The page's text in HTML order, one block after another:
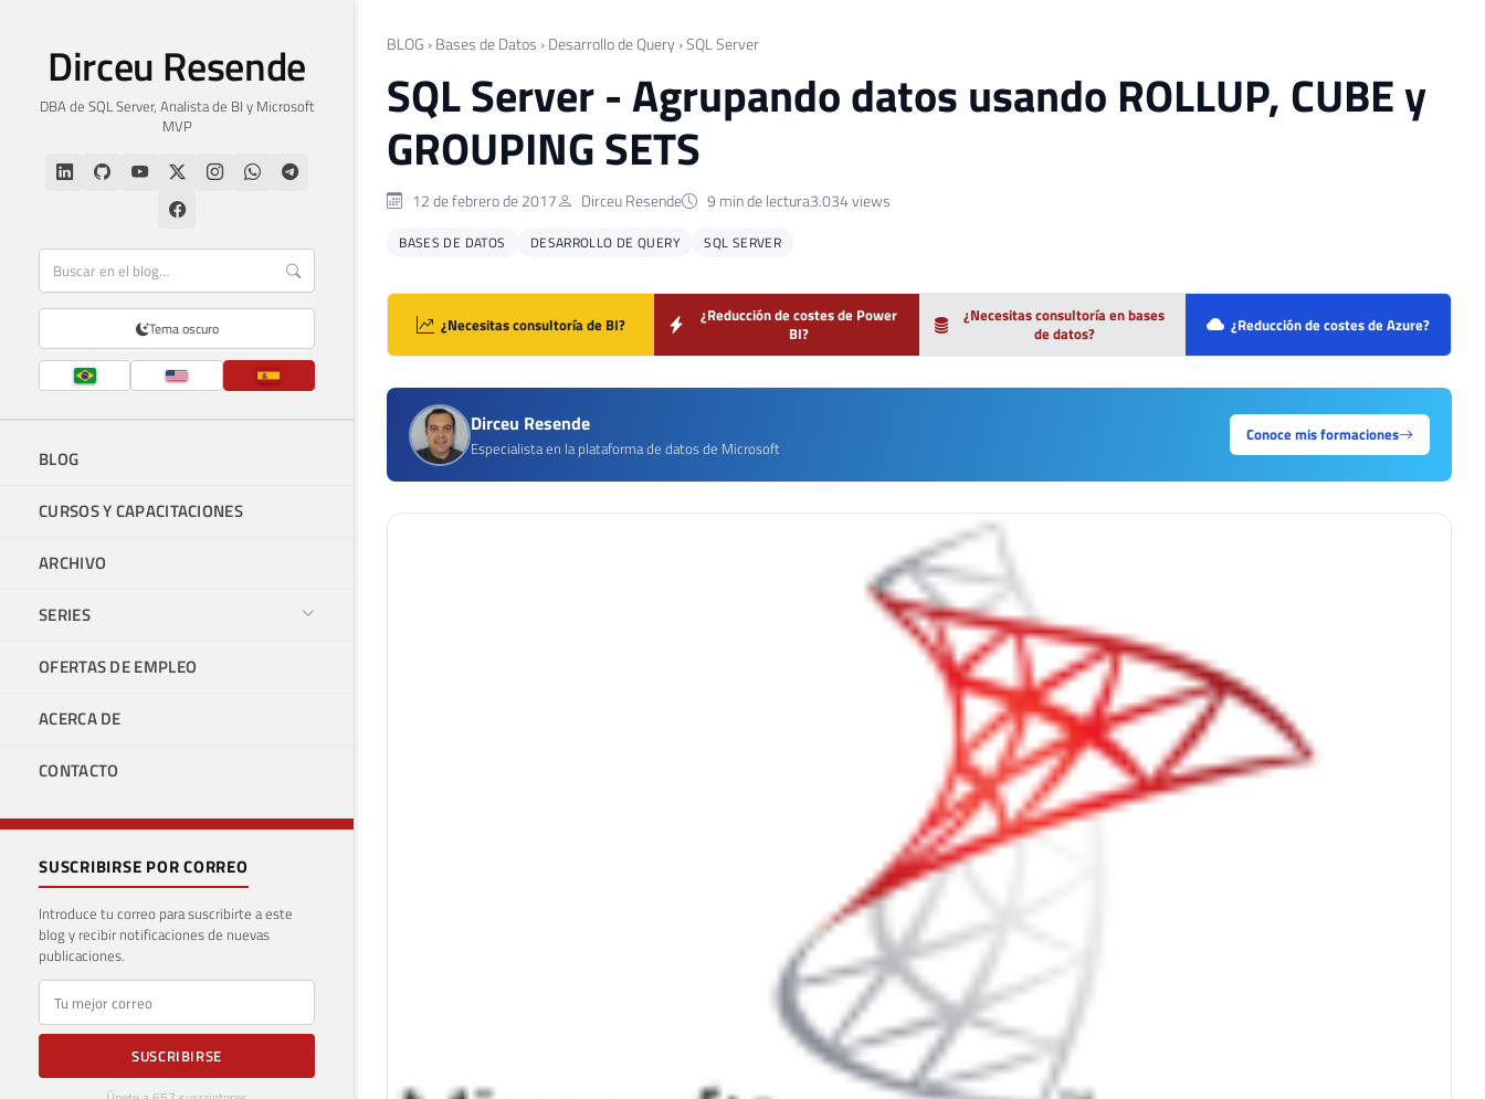
Dirceu Resende
DBA de SQL Server, Analista de BI y Microsoft
MVP
Tema oscuro
BLOG
CURSOS Y CAPACITACIONES
ARCHIVO
SERIES
OFERTAS DE EMPLEO
ACERCA DE
CONTACTO
SUSCRIBIRSE POR CORREO
Introduce tu correo para suscribirte a este
blog y recibir notificaciones de nuevas
publicaciones.
E-mail
SUSCRIBIRSE
BLOG › Bases de Datos › Desarrollo de Query ›SQL Server
SQL Server - Agrupando datos usando ROLLUP, CUBE y
GROUPING SETS
12 de febrero de 2017 Dirceu Resende 9 min de lectura3.034 views
BASES DE DATOS DESARROLLO DE QUERY SQL SERVER
¿Necesitas consultoría de BI?
¿Reducción de costes de Power
BI?
¿Necesitas consultoría en bases
de datos?
¿Reducción de costes de Azure?
Dirceu Resende
Especialista en la plataforma de datos de Microsoft
Conoce mis formaciones